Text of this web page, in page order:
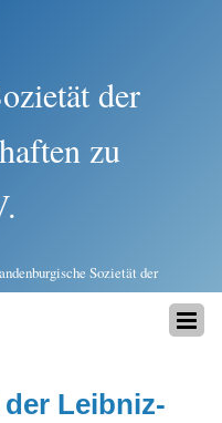
der
zu
Sozietät der
Leibniz-